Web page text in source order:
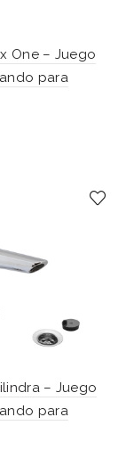
One – Juego
para
– Juego
para